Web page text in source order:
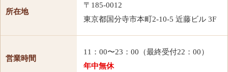
所在地
〒185-0012
東京都国分寺市本町2-10-5 近藤ビル 3F
営業時間
11：00〜23：00（最終受付22：00）
年中無休